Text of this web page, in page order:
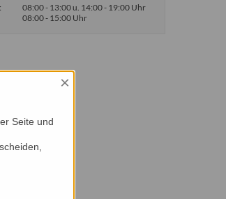
08:00 - 13:00 u. 14:00 - 19:00 Uhr
08:00 - 15:00 Uhr
×
Seite und